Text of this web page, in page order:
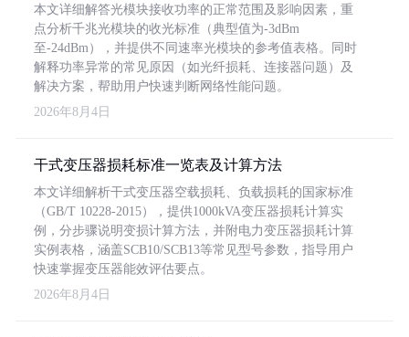
本文详细解答光模块接收功率的正常范围及影响因素，重
点分析千兆光模块的收光标准（典型值为-3dBm
至-24dBm），并提供不同速率光模块的参考值表格。同时
解释功率异常的常见原因（如光纤损耗、连接器问题）及
解决方案，帮助用户快速判断网络性能问题。
2026年8月4日
干式变压器损耗标准一览表及计算方法
本文详细解析干式变压器空载损耗、负载损耗的国家标准
（GB/T 10228-2015），提供1000kVA变压器损耗计算实
例，分步骤说明变损计算方法，并附电力变压器损耗计算
实例表格，涵盖SCB10/SCB13等常见型号参数，指导用户
快速掌握变压器能效评估要点。
2026年8月4日